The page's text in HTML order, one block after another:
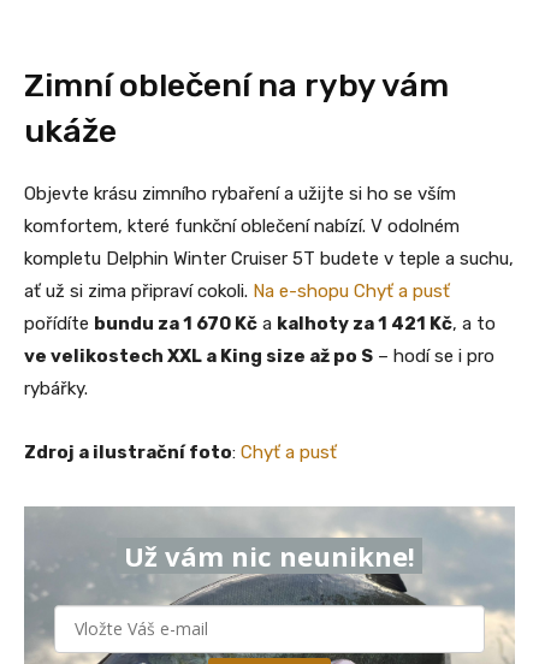
Zimní oblečení na ryby vám
ukáže
Objevte krásu zimního rybaření a užijte si ho se vším
komfortem, které funkční oblečení nabízí. V odolném
kompletu Delphin Winter Cruiser 5T budete v teple a suchu,
ať už si zima připraví cokoli. Na e-shopu Chyť a pusť
pořídíte bundu za 1 670 Kč a kalhoty za 1 421 Kč, a to
ve velikostech XXL a King size až po S – hodí se i pro
rybářky.
Zdroj a ilustrační foto: Chyť a pusť
Už vám nic neunikne!